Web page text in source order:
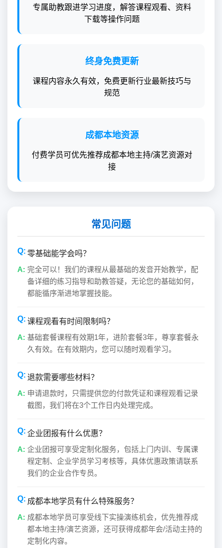
专属助教跟进学习进度，解答课程观看、资料
下载等操作问题
终身免费更新
课程内容永久有效，免费更新行业最新技巧与
规范
成都本地资源
付费学员可优先推荐成都本地主持/演艺资源对
接
常见问题
零基础能学会吗？
完全可以！我们的课程从最基础的发音开始教学，配
备详细的练习指导和助教答疑，无论您的基础如何，
都能循序渐进地掌握技能。
课程观看有时间限制吗？
基础套餐课程有效期1年，进阶套餐3年，尊享套餐永
久有效。在有效期内，您可以随时观看学习。
退款需要哪些材料？
申请退款时，只需提供您的付款凭证和课程观看记录
截图，我们将在3个工作日内处理完成。
企业团报有什么优惠？
企业团报可享受定制化服务，包括上门内训、专属课
程定制、企业学员学习考核等，具体优惠政策请联系
我们的企业合作专员。
成都本地学员有什么特殊服务？
成都本地学员可享受线下实操演练机会，优先推荐成
都本地主持/演艺资源，还可获得成都年会/活动主持的
定制化内容。